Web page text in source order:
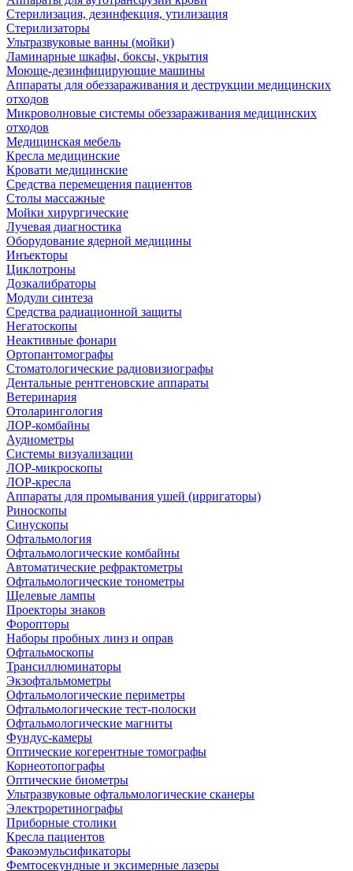
Стерилизация, дезинфекция, утилизация
Стерилизаторы
Ультразвуковые ванны (мойки)
Ламинарные шкафы, боксы, укрытия
Моюще-дезинфицирующие машины
Аппараты для обеззараживания и деструкции медицинских
отходов
Микроволновые системы обеззараживания медицинских
отходов
Медицинская мебель
Кресла медицинские
Кровати медицинские
Средства перемещения пациентов
Столы массажные
Мойки хирургические
Лучевая диагностика
Оборудование ядерной медицины
Инъекторы
Циклотроны
Дозкалибраторы
Модули синтеза
Средства радиационной защиты
Негатоскопы
Неактивные фонари
Ортопантомографы
Стоматологические радиовизиографы
Дентальные рентгеновские аппараты
Ветеринария
Отоларингология
ЛОР-комбайны
Аудиометры
Системы визуализации
ЛОР-микроскопы
ЛОР-кресла
Аппараты для промывания ушей (ирригаторы)
Риноскопы
Синускопы
Офтальмология
Офтальмологические комбайны
Автоматические рефрактометры
Офтальмологические тонометры
Щелевые лампы
Проекторы знаков
Форопторы
Наборы пробных линз и оправ
Офтальмоскопы
Трансиллюминаторы
Экзофтальмометры
Офтальмологические периметры
Офтальмологические тест-полоски
Офтальмологические магниты
Фундус-камеры
Оптические когерентные томографы
Корнеотопографы
Оптические биометры
Ультразвуковые офтальмологические сканеры
Электроретинографы
Приборные столики
Кресла пациентов
Факоэмульсификаторы
Фемтосекундные и эксимерные лазеры